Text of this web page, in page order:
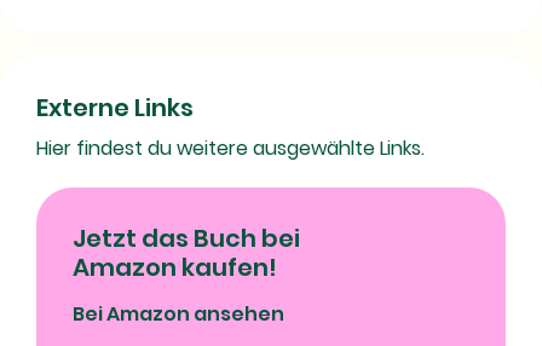
Externe Links
Hier findest du weitere ausgewählte Links.
Jetzt das Buch bei
Amazon kaufen!
Bei Amazon ansehen